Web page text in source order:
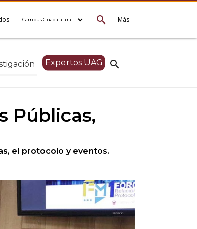
Más
search
search
Expertos UAG
Públicas,
el protocolo y eventos.